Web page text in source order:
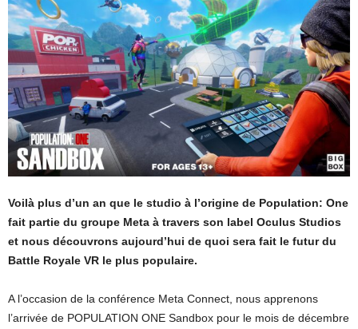
Voilà plus d’un an que le studio à l’origine de Population: One
fait partie du groupe Meta à travers son label Oculus Studios
et nous découvrons aujourd’hui de quoi sera fait le futur du
Battle Royale VR le plus populaire.
A l’occasion de la conférence Meta Connect, nous apprenons
l’arrivée de POPULATION ONE Sandbox pour le mois de décembre